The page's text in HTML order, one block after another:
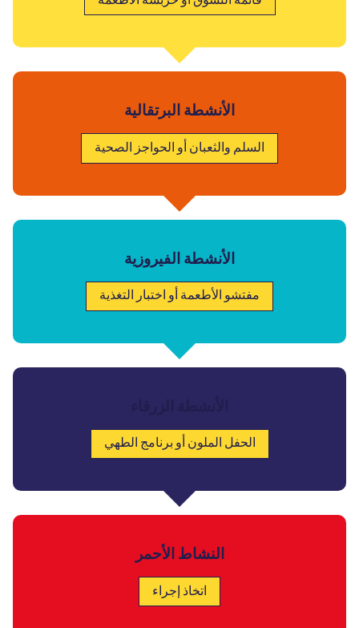
الأنشطة البرتقالية
السلم والثعبان أو الحواجز الصحية
الأنشطة الفيروزية
مفتشو الأطعمة أو اختبار التغذية
الحفل الملون أو برنامج الطهي
النشاط الأحمر
اتخاذ إجراء